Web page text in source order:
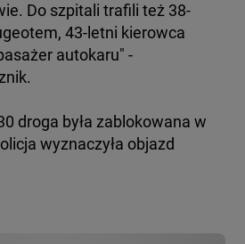
Do szpitali trafili też 38-
43-letni kierowca
autokaru" -
droga była zablokowana w
wyznaczyła objazd